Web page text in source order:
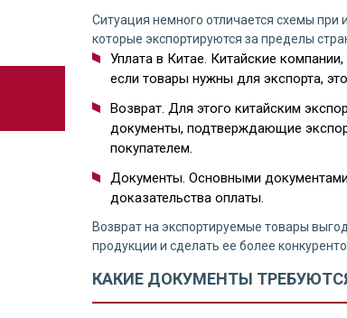
Ситуация немного отличается схемы
которые экспортируются за пределы
Уплата в Китае. Китайские
если товары нужны для экспорта,
Возврат. Для этого китайским
документы, подтверждающие
покупателем.
Документы. Основными
доказательства оплаты.
Возврат на экспортируемые товары
продукции и сделать ее более
КАКИЕ ДОКУМЕНТЫ